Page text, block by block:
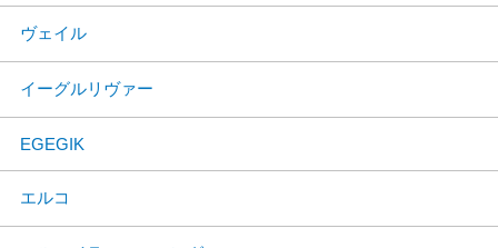
ヴェイル
イーグルリヴァー
EGEGIK
エルコ